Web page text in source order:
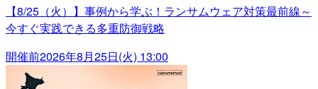
【8/25（火）】事例から学ぶ！ランサムウェア対策最前線～
今すぐ実践できる多重防御戦略
開催前2026年8月25日(火) 13:00